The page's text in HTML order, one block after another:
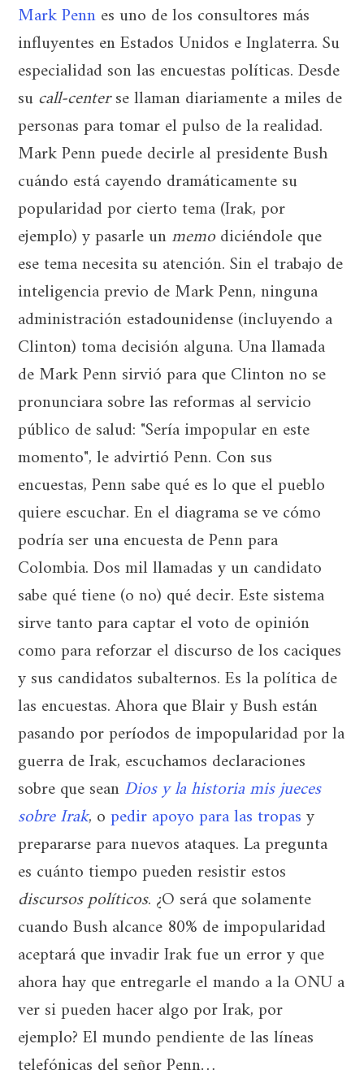
Mark Pennes uno de los consultores más
influyentes en Estados Unidos e Inglaterra. Su
especialidad son las encuestas políticas. Desde
sucall-centerse llaman diariamente a miles de
personas para tomar el pulso de la realidad.
Mark Penn puede decirle al presidente Bush
cuándo está cayendo dramáticamente su
popularidad por cierto tema (Irak, por
ejemplo) y pasarle unmemodiciéndole que
ese tema necesita su atención. Sin el trabajo de
inteligencia previo de Mark Penn, ninguna
administración estadounidense (incluyendo a
Clinton) toma decisión alguna. Una llamada
de Mark Penn sirvió para que Clinton no se
pronunciara sobre las reformas al servicio
público de salud: "Sería impopular en este
momento", le advirtió Penn. Con sus
encuestas, Penn sabe qué es lo que el pueblo
quiere escuchar. En el diagrama se ve cómo
podría ser una encuesta de Penn para
Colombia. Dos mil llamadas y un candidato
sabe qué tiene (o no) qué decir. Este sistema
sirve tanto para captar el voto de opinión
como para reforzar el discurso de los caciques
y sus candidatos subalternos. Es la política de
las encuestas. Ahora que Blair y Bush están
pasando por períodos de impopularidad por la
guerra de Irak, escuchamos declaraciones
sobre que seanDios y la historia mis jueces
sobre Irak, opedir apoyo para las tropasy
prepararse para nuevos ataques. La pregunta
es cuánto tiempo pueden resistir estos
discursos políticos. ¿O será que solamente
cuando Bush alcance 80% de impopularidad
aceptará que invadir Irak fue un error y que
ahora hay que entregarle el mando a la ONU a
ver si pueden hacer algo por Irak, por
ejemplo? El mundo pendiente de las líneas
telefónicas del señor Penn…